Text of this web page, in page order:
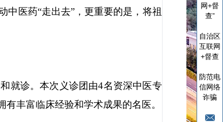
中医药“走出去”，更重要的是，将祖
就诊。本次义诊团由4名资深中医专
丰富临床经验和学术成果的名医。
网+督
查”
自治区
互联网
+督查
防范电
信网络
诈骗